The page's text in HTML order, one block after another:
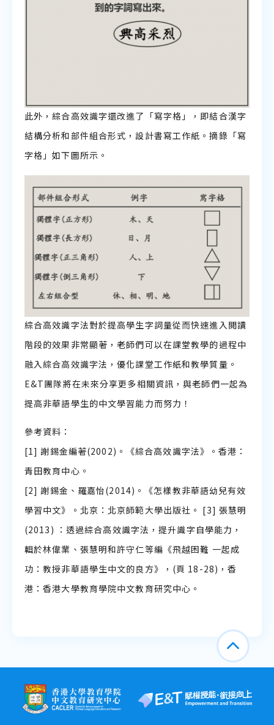
此外，綜合高效識字還改進了「寫字格」，即結合漢字
結構分析和部件組合形式，設計書寫工作紙。摘錄「寫
字格」如下圖所示。
綜合高效識字法對於提高學生字詞量從而快速進入閲讀
階段的效果非常顯著，老師們可以在課堂教學的過程中
融入綜合高效識字法，優化課堂工作紙和教學質量。
E&T團隊將在未來分享更多相關資訊，與老師們一起為
提高非華語學生的中文學習能力而努力！
參考資料：
[1] 謝錫金編著(2002)。《綜合高效識字法》。香港：
青田教育中心。
[2] 謝錫金、羅嘉怡(2014)。《怎樣教非華語幼兒有效
學習中文》。北京：北京師範大學出版社。 [3] 張慧明
(2013) ：透過綜合高效識字法，提升識字自學能力，
輯於林偉業、張慧明和許守仁等編《飛越困難 一起成
功：教授非華語學生中文的良方》，(頁 18-28)，香
港：香港大學教育學院中文教育研究中心。